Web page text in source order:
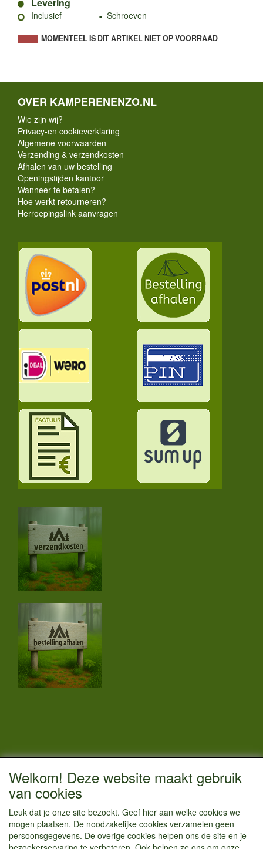
Inclusief - Schroeven
MOMENTEEL IS DIT ARTIKEL NIET OP VOORRAAD
OVER KAMPERENENZO.NL
Wie zijn wij?
Privacy-en cookieverklaring
Algemene voorwaarden
Verzending & verzendkosten
Afhalen van uw bestelling
Openingstijden kantoor
Wanneer te betalen?
Hoe werkt retourneren?
Herroepingslink aanvragen
CONTACTGEGEVENS
Vestigingsadres:
Hoofdweg 36
1433 JW Kudelstaart
Welkom! Deze website maakt gebruik
van cookies
Leuk dat je onze site bezoekt. Geef hier aan welke cookies we
mogen plaatsen. De noodzakelijke cookies verzamelen geen
persoonsgegevens. De overige cookies helpen ons de site en je